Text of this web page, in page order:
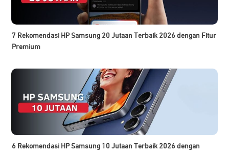
7 Rekomendasi HP Samsung 20 Jutaan Terbaik 2026 dengan Fitur
Premium
6 Rekomendasi HP Samsung 10 Jutaan Terbaik 2026 dengan